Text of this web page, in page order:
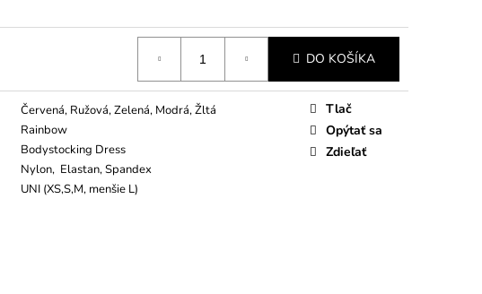
DO KOŠÍKA
Červená, Ružová, Zelená, Modrá, Žltá
Rainbow
Bodystocking Dress
Nylon, Elastan, Spandex
UNI (XS,S,M, menšie L)
Tlač
Opýtať sa
Zdieľať